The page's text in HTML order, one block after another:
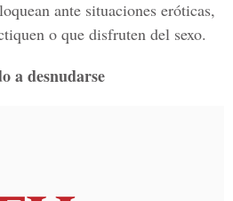
ante situaciones eróticas,
o que disfruten del sexo.
a desnudarse